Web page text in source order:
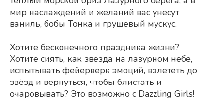
мир наслаждений и желаний вас унесут
ваниль, бобы Тонка и грушевый мускус.
Хотите бесконечного праздника жизни?
Хотите сиять, как звезда на лазурном небе,
испытывать фейерверк эмоций, взлететь до
звёзд и вернуться, чтобы блистать и
очаровывать? Это возможно с Dazzling Girls!